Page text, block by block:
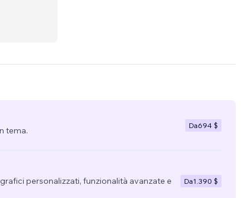
tema.
Da694 $
personalizzati, funzionalità avanzate e
Da1.390 $